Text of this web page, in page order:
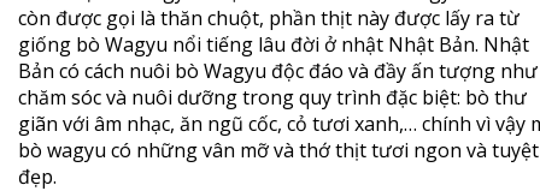
còn được gọi là thăn chuột, phần thịt này được lấy ra từ
giống bò Wagyu nổi tiếng lâu đời ở nhật Nhật Bản. Nhật
Bản có cách nuôi bò Wagyu độc đáo và đầy ấn tượng như
chăm sóc và nuôi dưỡng trong quy trình đặc biệt: bò thư
giãn với âm nhạc, ăn ngũ cốc, cỏ tươi xanh,… chính vì vậy
bò wagyu có những vân mỡ và thớ thịt tươi ngon và tuyệt
đẹp.